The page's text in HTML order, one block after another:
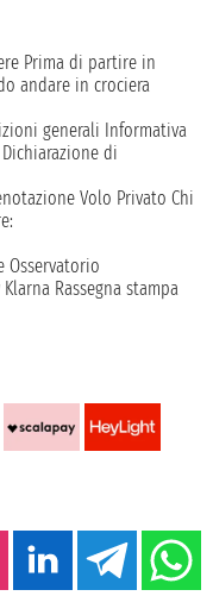
Prima di partire in
andare in crociera
generali Informativa
Dichiarazione di
Volo Privato Chi
Osservatorio
Klarna Rassegna stampa